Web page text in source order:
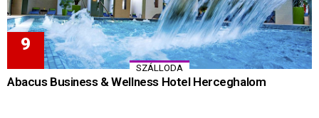
SZÁLLODA
Abacus Business & Wellness Hotel Herceghalom